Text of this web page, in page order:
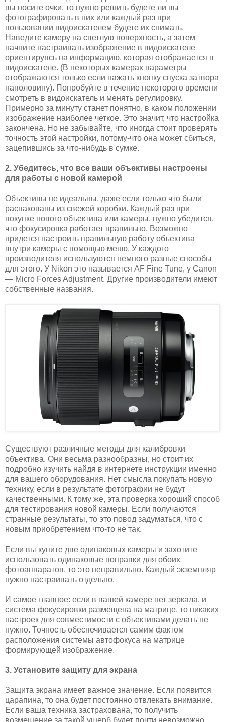
вы носите очки, то нужно решить будете ли вы
фотографировать в них или каждый раз при
пользовании видоискателем будете их снимать.
Наведите камеру на светлую поверхность, а затем
начните настраивать изображение в видоискателе
ориентируясь на информацию, которая отображается в
видоискателе. (В некоторых камерах параметры
отображаются только если нажать кнопку спуска затвора
наполовину). Попробуйте в течение некоторого времени
смотреть в видоискатель и менять регулировку.
Примерно за минуту станет понятно, в каком положении
изображение наиболее четкое. Это значит, что настройка
закончена. Но не забывайте, что иногда стоит проверять
точность этой настройки, потому-что она может сбиться,
зацепившись за что-нибудь в сумке.
2. Убедитесь, что все ваши объективы настроены
для работы с новой камерой
Объективы не идеальны, даже если только что были
распакованы из свежей коробки. Каждый раз при
покупке нового объектива или камеры, нужно убедится,
что фокусировка работает правильно. Возможно
придется настроить правильную работу объектива
внутри камеры с помощью меню. У каждого
производителя используются немного разные способы
для этого. У Nikon это называется AF Fine Tune, у Canon
— Micro Forces Adjustment. Другие производители имеют
собственные названия.
Существуют различные методы для калибровки
объектива. Они весьма разнообразны, но стоит их
подробно изучить найдя в интернете инструкции именно
для вашего оборудования. Нет смысла покупать новую
технику, если в результате фотографии не будут
качественными. К тому же, эта проверка хороший способ
для тестирования новой камеры. Если получаются
странные результаты, то это повод задуматься, что с
новым приобретением что-то не так.
Если вы купите две одинаковых камеры и захотите
использовать одинаковые поправки для обоих
фотоаппаратов, то это неправильно. Каждый экземпляр
нужно настраивать отдельно.
И самое главное: если в вашей камере нет зеркала, и
система фокусировки размещена на матрице, то никаких
настроек для совместимости с объективами делать не
нужно. Точность обеспечивается самим фактом
расположения системы автофокуса на матрице
формирующей изображение.
3. Установите защиту для экрана
Защита экрана имеет важное значение. Если появится
царапина, то она будет постоянно отвлекать внимание.
Если ваша техника застрахована, то получить
возмещение за такой ущерб будет почти невозможно.